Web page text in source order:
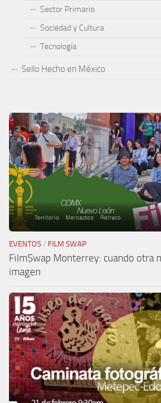
Sector Primario
Sociedad y Cultura
Tecnología
Sello Hecho en México
EVENTOS / FILM SWAP
FilmSwap Monterrey: cuando otra
imagen